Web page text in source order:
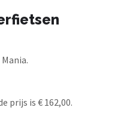
prijs is € 162,00.